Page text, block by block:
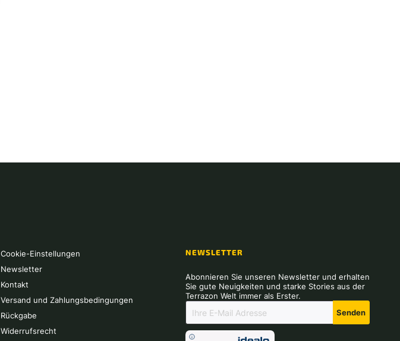
Cookie-Einstellungen
Newsletter
Kontakt
Versand und Zahlungsbedingungen
Rückgabe
Widerrufsrecht
NEWSLETTER
Abonnieren Sie unseren Newsletter und erhalten
Sie gute Neuigkeiten und starke Stories aus der
Terrazon Welt immer als Erster.
Senden